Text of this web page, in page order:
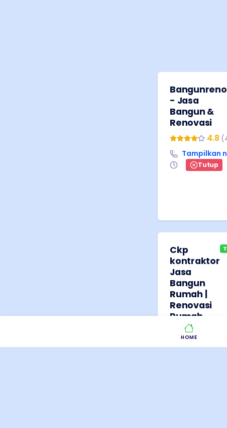
- Jasa
Bangun &
Renovasi
4.8 (
Tampilkan
Tutup
Ckp
kontraktor
Jasa
Bangun
Rumah |
Renovasi
Rumah ...
Tampilkan
HOME